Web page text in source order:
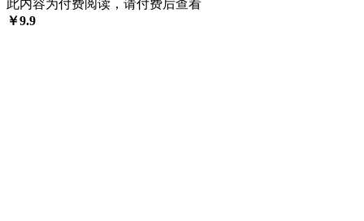
此内容为付费阅读，请付费后查看
￥9.9